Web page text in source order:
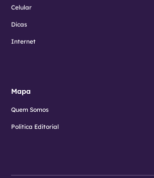
Celular
Dicas
Internet
Mapa
Quem Somos
Política Editorial